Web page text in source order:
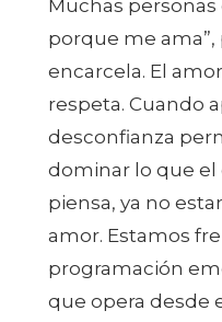
Muchas personas
porque me
encarcela. El
respeta. Cuando
desconfianza
dominar lo que el
piensa, ya no
amor. Estamos
programación
que opera desde